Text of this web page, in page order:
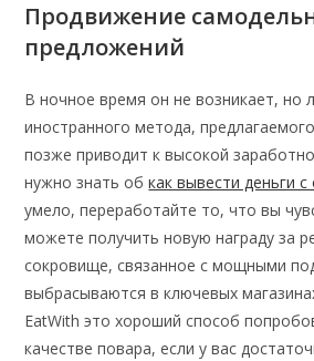
Продвижение
предложений
В ночное время он не возникает, но
иностранного метода,
позже приводит к высокой
нужно знать обкак вывести деньги
умело, переработайте то, что вы
можете получить новую награду за
сокровище, связанное с мощными
выбрасываются в ключевых
EatWith это хороший способ
качестве повара, если у вас